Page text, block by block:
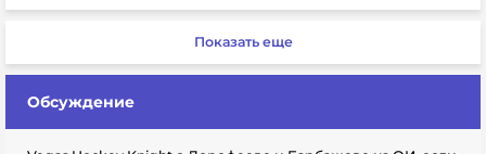
Показать еще
Обсуждение